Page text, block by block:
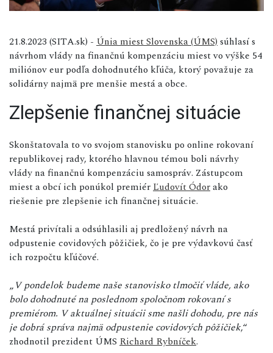
21.8.2023 (SITA.sk) - Únia miest Slovenska (ÚMS) súhlasí s
návrhom vlády na finančnú kompenzáciu miest vo výške 54
miliónov eur podľa dohodnutého kľúča, ktorý považuje za
solidárny najmä pre menšie mestá a obce.
Zlepšenie finančnej situácie
Skonštatovala to vo svojom stanovisku po online rokovaní
republikovej rady, ktorého hlavnou témou boli návrhy
vlády na finančnú kompenzáciu samospráv. Zástupcom
miest a obcí ich ponúkol premiér Ľudovít Ódorako
riešenie pre zlepšenie ich finančnej situácie.
Mestá privítali a odsúhlasili aj predložený návrh na
odpustenie covidových pôžičiek, čo je pre výdavkovú časť
ich rozpočtu kľúčové.
„V pondelok budeme naše stanovisko tlmočiť vláde, ako
bolo dohodnuté na poslednom spoločnom rokovaní s
premiérom. V aktuálnej situácii sme našli dohodu, pre nás
je dobrá správa najmä odpustenie covidových pôžičiek,“
zhodnotil prezident ÚMS Richard Rybníček.